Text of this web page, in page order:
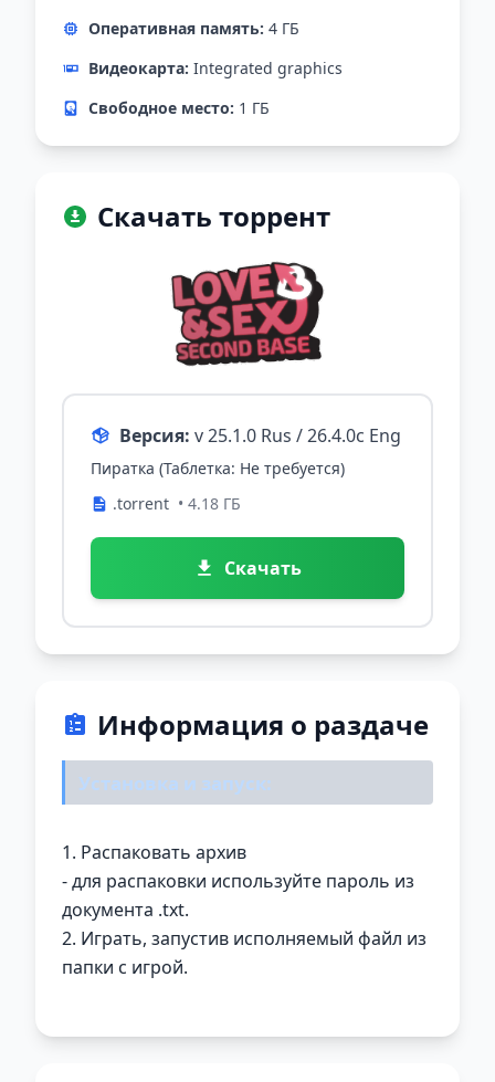
Оперативная память: 4 ГБ
Видеокарта: Integrated graphics
Свободное место: 1 ГБ
Скачать торрент
Версия: v 25.1.0 Rus / 26.4.0c Eng
Пиратка (Таблетка: Не требуется)
.torrent • 4.18 ГБ
Скачать
Информация о раздаче
Установка и запуск:
1. Распаковать архив
- для распаковки используйте пароль из
документа .txt.
2. Играть, запустив исполняемый файл из
папки с игрой.